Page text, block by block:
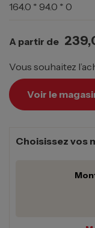
164.0 * 94.0 * 0
A partir de
Vous souhaitez
Voir le
Choisissez vos